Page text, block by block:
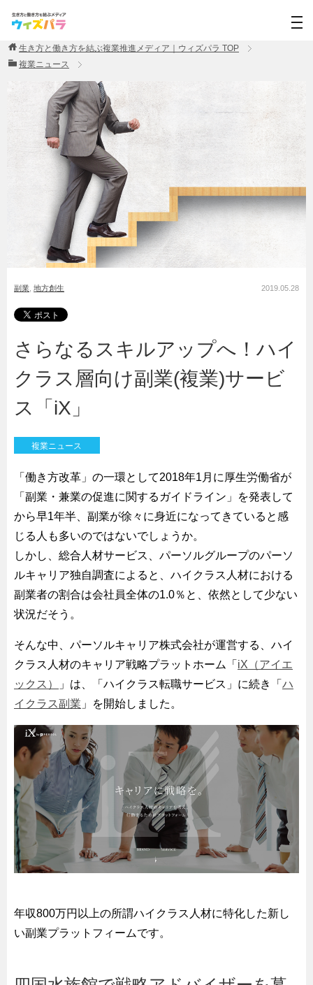
生き方と働き方を結ぶ複業推進メディア｜ウィズパラ TOP
複業ニュース
副業 地方創生 2019.05.28
さらなるスキルアップへ！ハイ
クラス層向け副業(複業)サービ
ス「iX」
複業ニュース
「働き方改革」の一環として2018年1月に厚生労働省が
「副業・兼業の促進に関するガイドライン」を発表して
から早1年半、副業が徐々に身近になってきていると感
じる人も多いのではないでしょうか。
しかし、総合人材サービス、パーソルグループのパーソ
ルキャリア独自調査によると、ハイクラス人材における
副業者の割合は会社員全体の1.0％と、依然として少ない
状況だそう。
そんな中、パーソルキャリア株式会社が運営する、ハイ
クラス人材のキャリア戦略プラットホーム「 iX（アイエ
ックス）
」は、「ハイクラス転職サービス」に続き「 ハ
イクラス副業 」を開始しました。
年収800万円以上の所謂ハイクラス人材に特化した新し
い副業プラットフィームです。